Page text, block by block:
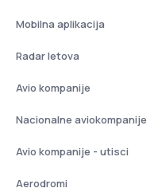
Mobilna aplikacija
Radar letova
Avio kompanije
Nacionalne aviokompanije
Avio kompanije - utisci
Aerodromi